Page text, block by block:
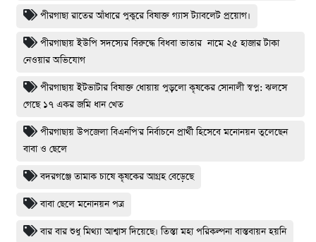
পীরগাছা রাতের আঁধারে পুকুরে বিষাক্ত গ্যাস ট্যাবলেট প্রয়োগ।
পীরগাছায় ইউপি সদস্যের বিরুদ্ধে বিধবা ভাতার নামে ২৫ হাজার টাকা
নেওয়ার অভিযোগ
পীরগাছায় ইটভাটার বিষাক্ত ধোয়ায় পুড়লো কৃষকের সোনালী স্বপ্ন: ঝলসে
গেছে ১৭ একর জমি ধান খেত
পীরগাছায় উপজেলা বিএনপি'র নির্বাচনে প্রার্থী হিসেবে মনোনয়ন তুলেছেন
বাবা ও ছেলে
বদরগঞ্জে তামাক চাষে কৃষকের আগ্রহ বেড়েছে
বাবা ছেলে মনোনয়ন পত্র
বার বার শুধু মিথ্যা আশ্বাস দিয়েছে। তিস্তা মহা পরিকল্পনা বাস্তবায়ন হয়নি